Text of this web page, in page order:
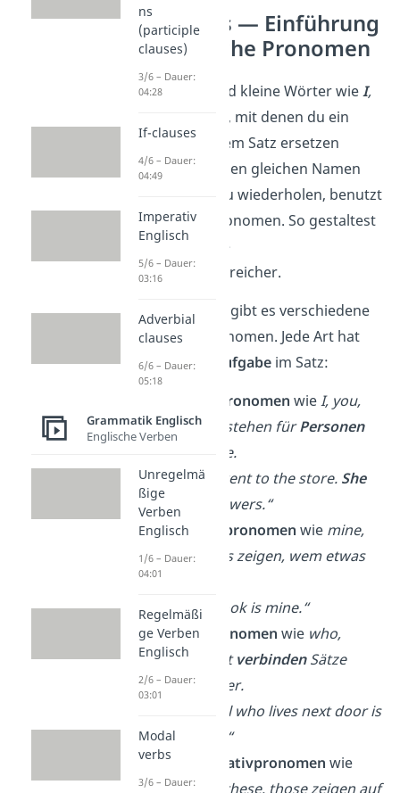
Pronouns — Einführung
in englische Pronomen
Pronomen sind kleine Wörter wieI,
, mit denen du ein
Nomenin einem Satz ersetzen
kannst. Statt den gleichen Namen
oder Begriff zu wiederholen, benutzt
du also ein Pronomen. So gestaltest
du deine Texte
abwechslungsreicher.
Im Englischen gibt es verschiedene
Arten von Pronomen. Jede Art hat
eine eigene
Aufgabeim Satz:
Personalpronomen wieI, you,
he, she, it stehen fürPersonen
oder Dinge.
→„Lena went to the store. She
bought flowers.“
Possessivpronomen wie mine,
yours, hers zeigen, wem etwas
gehört
→„This book is mine.“
Relativpronomen wie who,
which, thatverbindenSätze
miteinander.
„The girl who lives next door is
my friend.“
Demonstrativpronomen wie
this, that, these, those zeigen auf
ns
(participle
clauses)
3/6 – Dauer:
04:28
If-clauses
4/6 – Dauer:
04:49
Imperativ
Englisch
5/6 – Dauer:
03:16
Adverbial
clauses
6/6 – Dauer:
05:18
Grammatik Englisch
Englische Verben
Unregelmä
ßige
Verben
Englisch
1/6 – Dauer:
04:01
Regelmäßi
ge Verben
Englisch
2/6 – Dauer:
03:01
Modal
verbs
3/6 – Dauer: